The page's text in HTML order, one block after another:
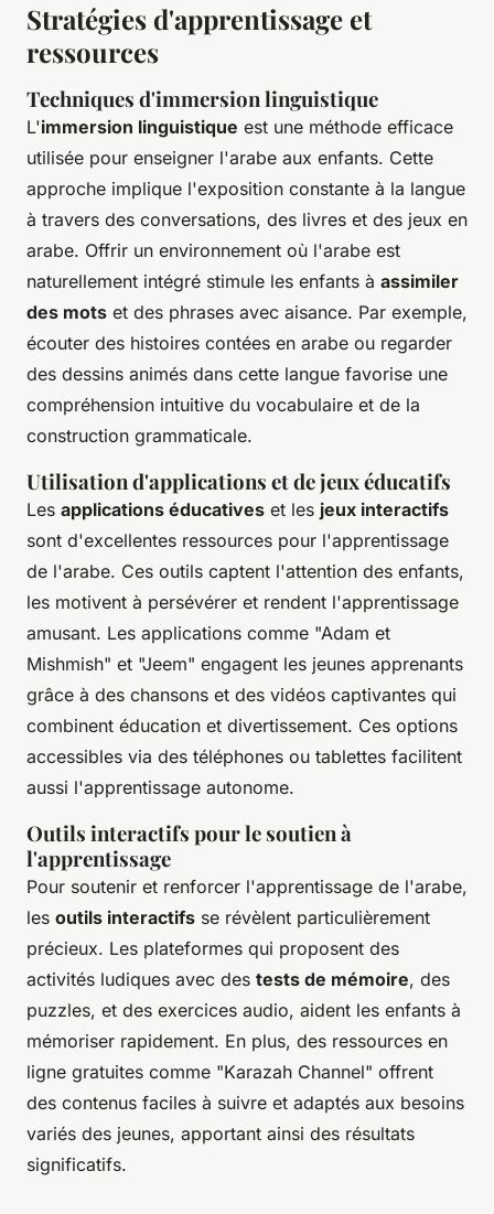
Stratégies d'apprentissage et
ressources
Techniques d'immersion linguistique
L'immersion linguistique est une méthode efficace
utilisée pour enseigner l'arabe aux enfants. Cette
approche implique l'exposition constante à la langue
à travers des conversations, des livres et des jeux en
arabe. Offrir un environnement où l'arabe est
naturellement intégré stimule les enfants à assimiler
des mots et des phrases avec aisance. Par exemple,
écouter des histoires contées en arabe ou regarder
des dessins animés dans cette langue favorise une
compréhension intuitive du vocabulaire et de la
construction grammaticale.
Utilisation d'applications et de jeux éducatifs
Les applications éducatives et les jeux interactifs
sont d'excellentes ressources pour l'apprentissage
de l'arabe. Ces outils captent l'attention des enfants,
les motivent à persévérer et rendent l'apprentissage
amusant. Les applications comme "Adam et
Mishmish" et "Jeem" engagent les jeunes apprenants
grâce à des chansons et des vidéos captivantes qui
combinent éducation et divertissement. Ces options
accessibles via des téléphones ou tablettes facilitent
aussi l'apprentissage autonome.
Outils interactifs pour le soutien à
l'apprentissage
Pour soutenir et renforcer l'apprentissage de l'arabe,
les outils interactifs se révèlent particulièrement
précieux. Les plateformes qui proposent des
activités ludiques avec des tests de mémoire, des
puzzles, et des exercices audio, aident les enfants à
mémoriser rapidement. En plus, des ressources en
ligne gratuites comme "Karazah Channel" offrent
des contenus faciles à suivre et adaptés aux besoins
variés des jeunes, apportant ainsi des résultats
significatifs.